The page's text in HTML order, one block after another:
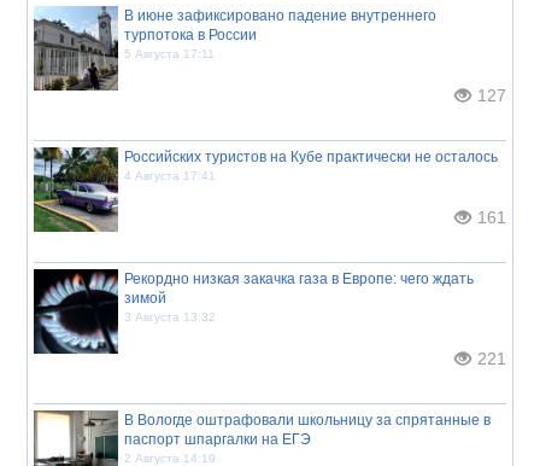
В июне зафиксировано падение внутреннего
турпотока в России
5 Августа 17:11
127
Российских туристов на Кубе практически не осталось
4 Августа 17:41
161
Рекордно низкая закачка газа в Европе: чего ждать
зимой
3 Августа 13:32
221
В Вологде оштрафовали школьницу за спрятанные в
паспорт шпаргалки на ЕГЭ
2 Августа 14:19